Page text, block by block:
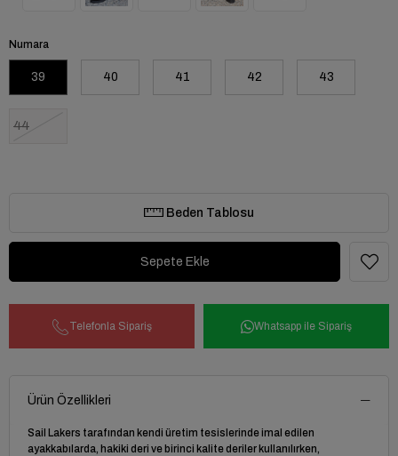
Numara
39 40 41 42 43
44
Beden Tablosu
Telefonla Sipariş Whatsapp ile Sipariş
Ürün Özellikleri
Sail Lakers tarafından kendi üretim tesislerinde imal edilen
ayakkabılarda, hakiki deri ve birinci kalite deriler kullanılırken,